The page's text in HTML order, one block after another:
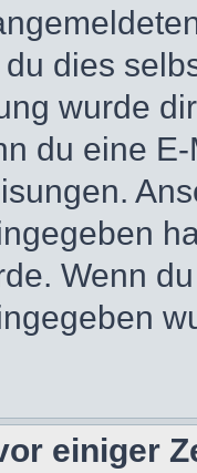
dies
wurde
du eine
Wenn
einiger